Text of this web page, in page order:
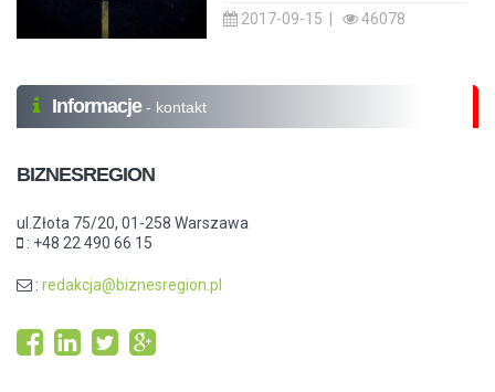
2017-09-15 | 46078
Informacje - kontakt
BIZNESREGION
ul.Złota 75/20, 01-258 Warszawa
: +48 22 490 66 15
: redakcja@biznesregion.pl